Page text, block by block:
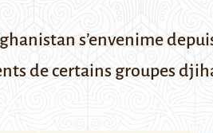
s’envenime
de certains groupes